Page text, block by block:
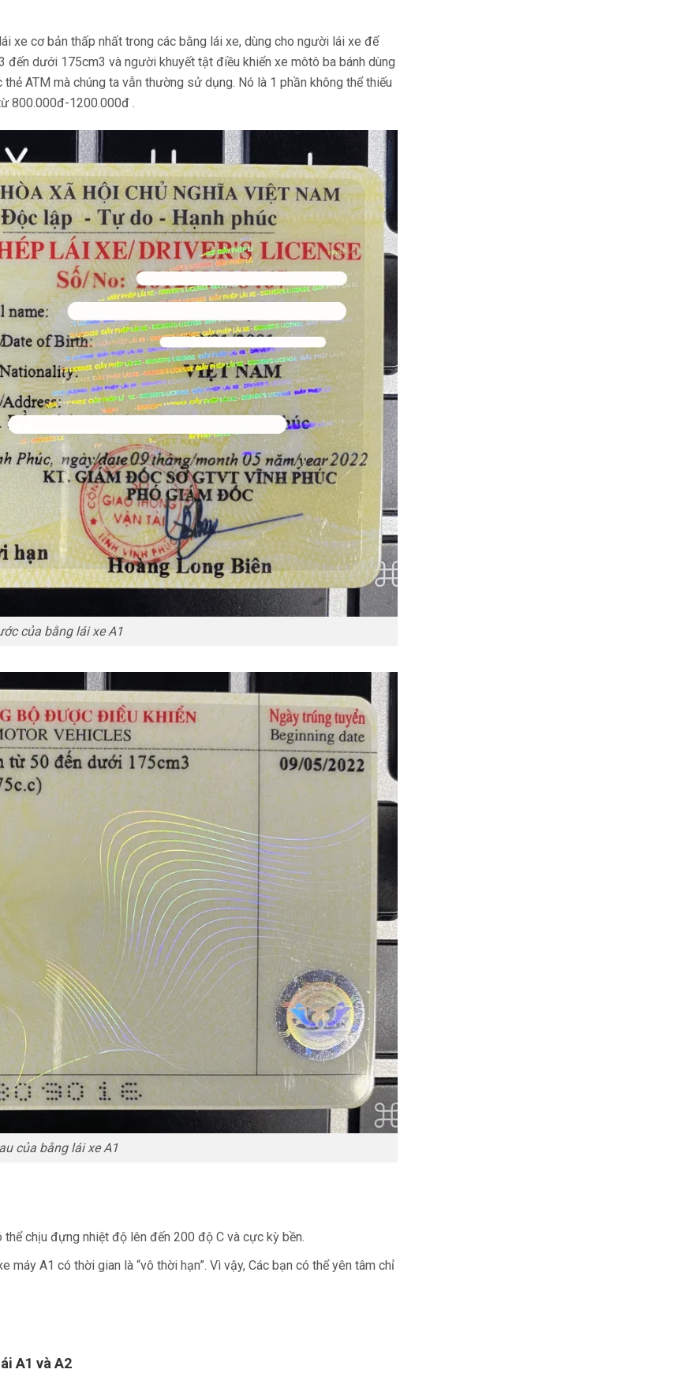
xe cơ bản thấp nhất trong các bằng lái xe, dùng cho người lái xe để
dưới 175cm3 và người khuyết tật điều khiển xe môtô ba bánh dùng
ATM mà chúng ta vẫn thường sử dụng. Nó là 1 phần không thể thiếu
800.000đ-1200.000đ .
của bằng lái xe A1
của bằng lái xe A1
chịu đựng nhiệt độ lên đến 200 độ C và cực kỳ bền.
A1 có thời gian là “vô thời hạn”. Vì vậy, Các bạn có thể yên tâm chỉ
A1 và A2